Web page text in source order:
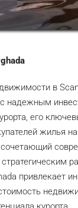
в
с надежным
его
жилья
привлекает